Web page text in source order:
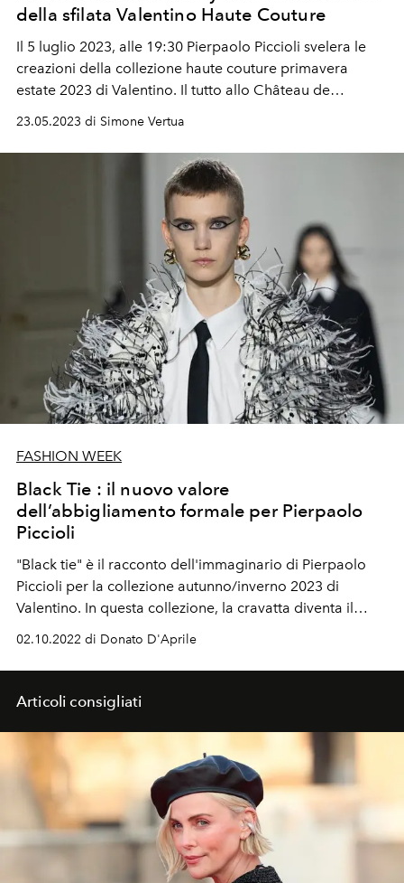
della sfilata Valentino Haute Couture
Il 5 luglio 2023, alle 19:30 Pierpaolo Piccioli svelera le
creazioni della collezione haute couture primavera
estate 2023 di Valentino. Il tutto allo Château de
23.05.2023 di Simone Vertua
FASHION WEEK
Black Tie : il nuovo valore
dell’abbigliamento formale per Pierpaolo
Piccioli
"Black tie" è il racconto dell'immaginario di Pierpaolo
Piccioli per la collezione autunno/inverno 2023 di
Valentino. In questa collezione, la cravatta diventa il
simbolo della liberazione da un codice d'abbigliamento
considerato "formale". Il designer gioca con le metafore
e con le regole, emancipando e elevando i significati
racchiusi in questo oggetto di stile. La cravatta è
finalmente slegata e libera, sembra quasi sfuggire al
linguaggio formale degli abiti, tra il giorno e la sera.
02.10.2022 di Donato D'Aprile
Articoli consigliati